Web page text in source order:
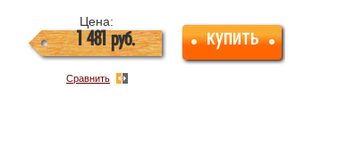
Цена:
1 481руб.
Сравнить
купить